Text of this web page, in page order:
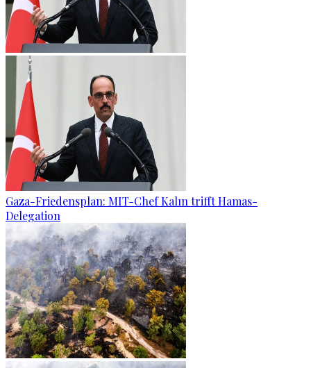
Gaza-Friedensplan: MIT-Chef Kalın trifft Hamas-
Delegation